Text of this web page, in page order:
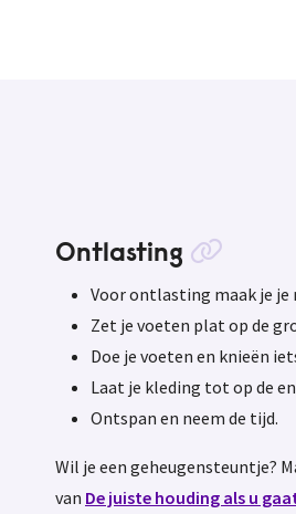
Ontlasting
Voor ontlasting maak je je
Zet je voeten plat op de
Doe je voeten en knieën
Laat je kleding tot op de
Ontspan en neem de tijd.
Wil je een geheugensteuntje?
van De juiste houding als u